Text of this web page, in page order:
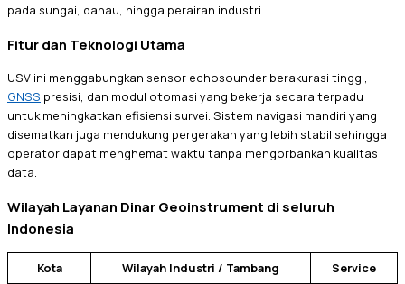
pada sungai, danau, hingga perairan industri.
Fitur dan Teknologi Utama
USV ini menggabungkan sensor echosounder berakurasi tinggi,
GNSS presisi, dan modul otomasi yang bekerja secara terpadu
untuk meningkatkan efisiensi survei. Sistem navigasi mandiri yang
disematkan juga mendukung pergerakan yang lebih stabil sehingga
operator dapat menghemat waktu tanpa mengorbankan kualitas
data.
Wilayah Layanan Dinar Geoinstrument di seluruh
Indonesia
Kota Wilayah Industri / Tambang Service